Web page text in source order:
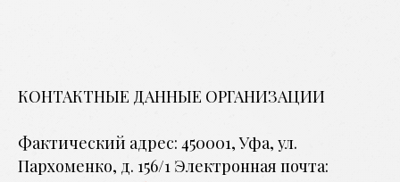
КОНТАКТНЫЕ ДАННЫЕ ОРГАНИЗАЦИИ
Фактический адрес: 450001, Уфа, ул.
Пархоменко, д. 156/1 Электронная почта: